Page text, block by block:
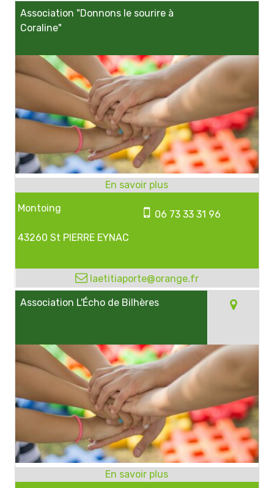
Association "Donnons le sourire à
Coraline"
Montoing
43260 St PIERRE EYNAC
06 73 33 31 96
laetitiaporte@orange.fr
Association L'Écho de Bilhères